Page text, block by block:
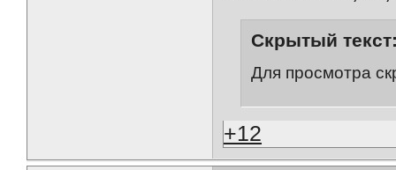
Скрытый
Для просмотра
+12